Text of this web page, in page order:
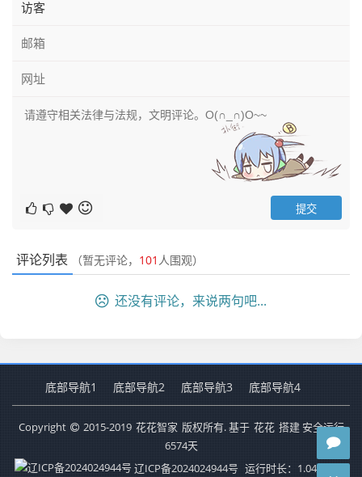
评论列表 （暂无评论， 101 人围观）
还没有评论，来说两句吧...
底部导航1 底部导航2 底部导航3 底部导航4
Copyright 2015-2019 花花智家 版权所有. 基于 花花 搭建 安全运行
6574天
辽ICP备2024024944号 运行时长：1.040秒